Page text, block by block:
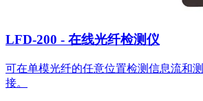
LFD-200 - 在线光纤检测仪
可在单模光纤的任意位置检测信息流和
接。